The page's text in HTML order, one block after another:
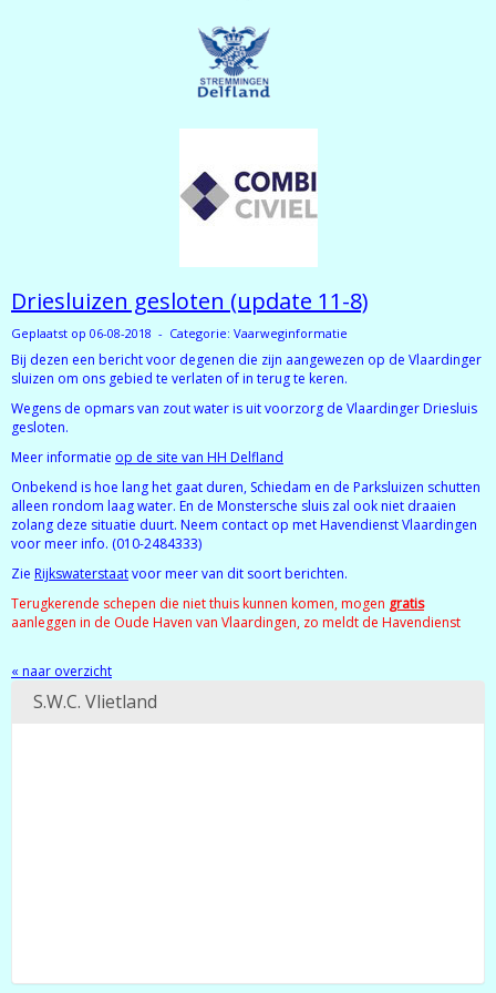
Driesluizen gesloten (update 11-8)
Geplaatst op 06-08-2018 - Categorie: Vaarweginformatie
Bij dezen een bericht voor degenen die zijn aangewezen op de Vlaardinger
sluizen om ons gebied te verlaten of in terug te keren.
Wegens de opmars van zout water is uit voorzorg de Vlaardinger Driesluis
gesloten.
Meer informatie op de site van HH Delfland
Onbekend is hoe lang het gaat duren, Schiedam en de Parksluizen schutten
alleen rondom laag water. En de Monstersche sluis zal ook niet draaien
zolang deze situatie duurt. Neem contact op met Havendienst Vlaardingen
voor meer info. (010-2484333)
Zie Rijkswaterstaatvoor meer van dit soort berichten.
Terugkerende schepen die niet thuis kunnen komen, mogen gratis
aanleggen in de Oude Haven van Vlaardingen, zo meldt de Havendienst
« naar overzicht
S.W.C. Vlietland